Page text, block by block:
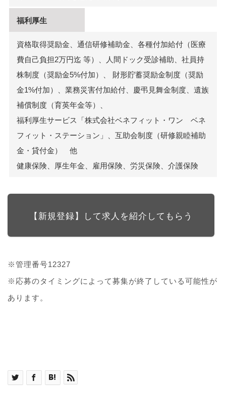
福利厚生
資格取得奨励金、通信研修補助金、各種付加給付（医療
費自己負担2万円迄 等）、人間ドック受診補助、社員持
株制度（奨励金5%付加）、 財形貯蓄奨励金制度（奨励
金1%付加）、業務災害付加給付、慶弔見舞金制度、遺族
補償制度（育英年金等）、
福利厚生サービス「株式会社ベネフィット・ワン ベネ
フィット・ステーション」、互助会制度（研修親睦補助
金・貸付金） 他
健康保険、厚生年金、雇用保険、労災保険、介護保険
【新規登録】して求人を紹介してもらう
※管理番号12327
※応募のタイミングによって募集が終了している可能性が
あります。